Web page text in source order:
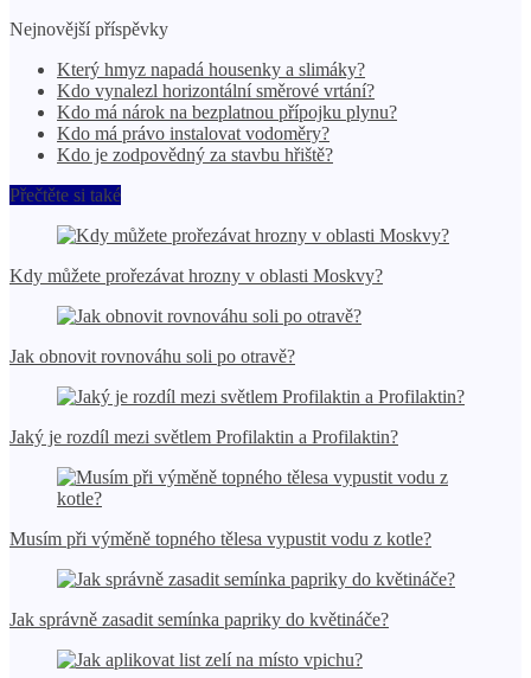
Nejnovější příspěvky
Který hmyz napadá housenky a slimáky?
Kdo vynalezl horizontální směrové vrtání?
Kdo má nárok na bezplatnou přípojku plynu?
Kdo má právo instalovat vodoměry?
Kdo je zodpovědný za stavbu hřiště?
Přečtěte si také
Kdy můžete prořezávat hrozny v oblasti Moskvy?
Jak obnovit rovnováhu soli po otravě?
Jaký je rozdíl mezi světlem Profilaktin a Profilaktin?
Musím při výměně topného tělesa vypustit vodu z kotle?
Jak správně zasadit semínka papriky do květináče?